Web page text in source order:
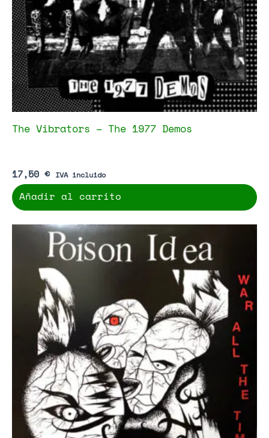
The Vibrators – The 1977 Demos
17,50 € IVA incluido
Añadir al carrito